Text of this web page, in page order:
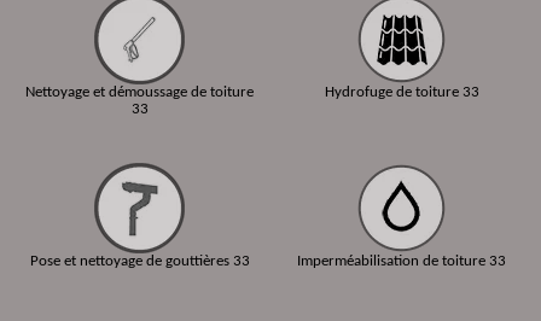
Nettoyage et démoussage de toiture
33
Pose et nettoyage de gouttières 33
Hydrofuge de toiture 33
Imperméabilisation de toiture 33